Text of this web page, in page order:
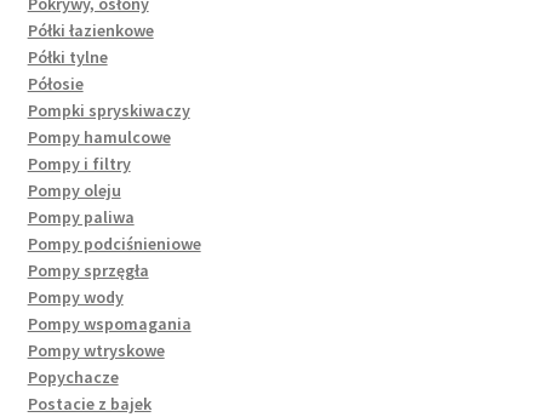
Półki łazienkowe
Półki tylne
Półosie
Pompki spryskiwaczy
Pompy hamulcowe
Pompy i filtry
Pompy oleju
Pompy paliwa
Pompy podciśnieniowe
Pompy sprzęgła
Pompy wody
Pompy wspomagania
Pompy wtryskowe
Popychacze
Postacie z bajek